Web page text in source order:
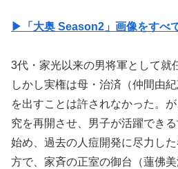
▶︎「大奥 Season2」画像をすべ
3代・家光以来の男将軍として就
しかし実権は母・治済（仲間由
を出すことは許されなかった。
究を再開させ、男子が活躍でき
始め、過去の人痘開発に尽力し
方で、家斉の正室の御台（蓮佛